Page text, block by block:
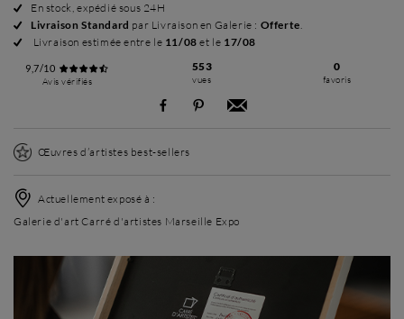
En stock, expédié sous 24H
Livraison Standard par Livraison en Galerie : Offerte.
Livraison estimée entre le 11/08 et le 17/08
9,7/10
Avis vérifiés
553
vues
0
favoris
Œuvres d’artistes best-sellers
Actuellement exposé à :
Galerie d'art Carré d'artistes Marseille Expo